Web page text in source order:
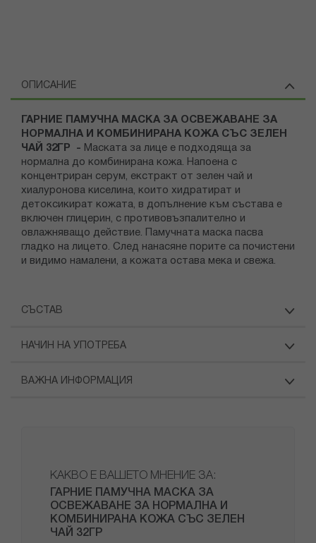
ОПИСАНИЕ
ГАРНИЕ ПАМУЧНА МАСКА ЗА ОСВЕЖАВАНЕ ЗА
НОРМАЛНА И КОМБИНИРАНА КОЖА СЪС ЗЕЛЕН
ЧАЙ 32ГР - Маската за лице е подходяща за
нормална до комбинирана кожа. Напоена с
концентриран серум, екстракт от зелен чай и
хиалуронова киселина, които хидратират и
детоксикират кожата, в допълнение към състава е
включен глицерин, с противовъзпалително и
овлажняващо действие. Памучната маска пасва
гладко на лицето. След нанасяне порите са почистени
и видимо намалени, а кожата остава мека и свежа.
СЪСТАВ
НАЧИН НА УПОТРЕБА
ВАЖНА ИНФОРМАЦИЯ
КАКВО Е ВАШЕТО МНЕНИЕ ЗА:
ГАРНИЕ ПАМУЧНА МАСКА ЗА
ОСВЕЖАВАНЕ ЗА НОРМАЛНА И
КОМБИНИРАНА КОЖА СЪС ЗЕЛЕН
ЧАЙ 32ГР